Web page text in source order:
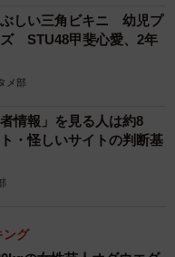
しい三角ビキニ 幼児プ
STU48甲斐心愛、2年
メ部
情報」を見る人は約8
・怪しいサイトの判断基
ング